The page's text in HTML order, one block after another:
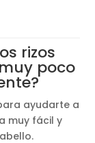
rizos
poco
ayudarte a
muy fácil y